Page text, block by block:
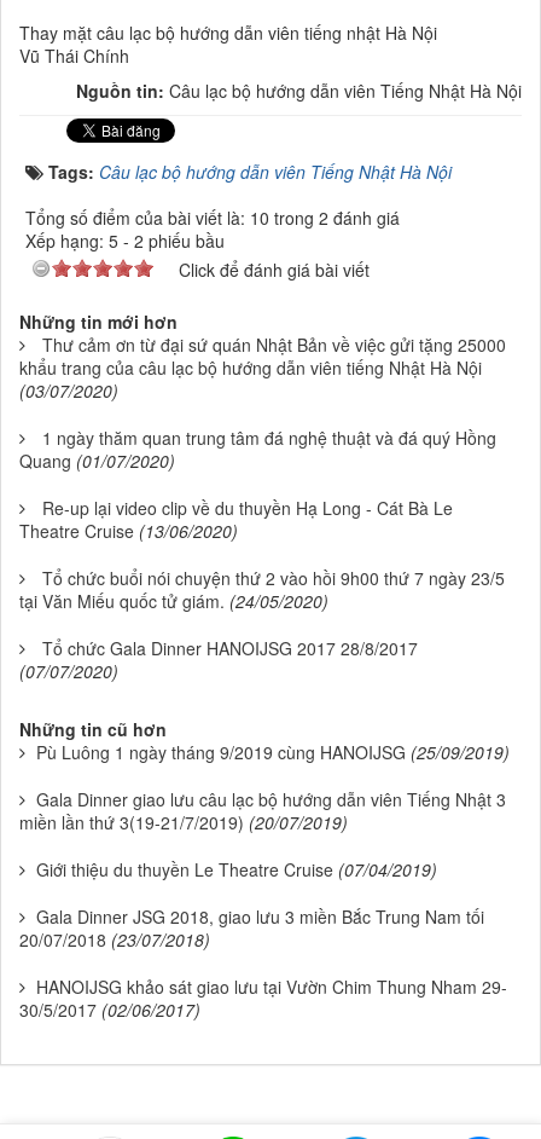
Thay mặt câu lạc bộ hướng dẫn viên tiếng nhật Hà Nội
Vũ Thái Chính
Nguồn tin: Câu lạc bộ hướng dẫn viên Tiếng Nhật Hà Nội
Tags: Câu lạc bộ hướng dẫn viên Tiếng Nhật Hà Nội
Tổng số điểm của bài viết là: 10 trong 2 đánh giá
Xếp hạng: 5 - 2 phiếu bầu
Click để đánh giá bài viết
Những tin mới hơn
Thư cảm ơn từ đại sứ quán Nhật Bản về việc gửi tặng 25000
khẩu trang của câu lạc bộ hướng dẫn viên tiếng Nhật Hà Nội
(03/07/2020)
1 ngày thăm quan trung tâm đá nghệ thuật và đá quý Hồng
Quang (01/07/2020)
Re-up lại video clip về du thuyền Hạ Long - Cát Bà Le
Theatre Cruise (13/06/2020)
Tổ chức buổi nói chuyện thứ 2 vào hồi 9h00 thứ 7 ngày 23/5
tại Văn Miếu quốc tử giám. (24/05/2020)
Tổ chức Gala Dinner HANOIJSG 2017 28/8/2017
(07/07/2020)
Những tin cũ hơn
Pù Luông 1 ngày tháng 9/2019 cùng HANOIJSG (25/09/2019)
Gala Dinner giao lưu câu lạc bộ hướng dẫn viên Tiếng Nhật 3
miền lần thứ 3(19-21/7/2019) (20/07/2019)
Giới thiệu du thuyền Le Theatre Cruise (07/04/2019)
Gala Dinner JSG 2018, giao lưu 3 miền Bắc Trung Nam tối
20/07/2018 (23/07/2018)
HANOIJSG khảo sát giao lưu tại Vườn Chim Thung Nham 29-
30/5/2017 (02/06/2017)